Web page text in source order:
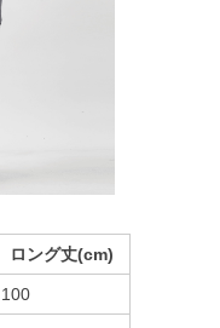
ロング丈(cm)
100